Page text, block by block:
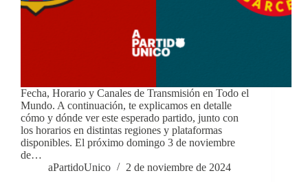
Fecha, Horario y Canales de Transmisión en Todo el
Mundo. A continuación, te explicamos en detalle
cómo y dónde ver este esperado partido, junto con
los horarios en distintas regiones y plataformas
disponibles. El próximo domingo 3 de noviembre
de…
aPartidoUnico
2 de noviembre de 2024